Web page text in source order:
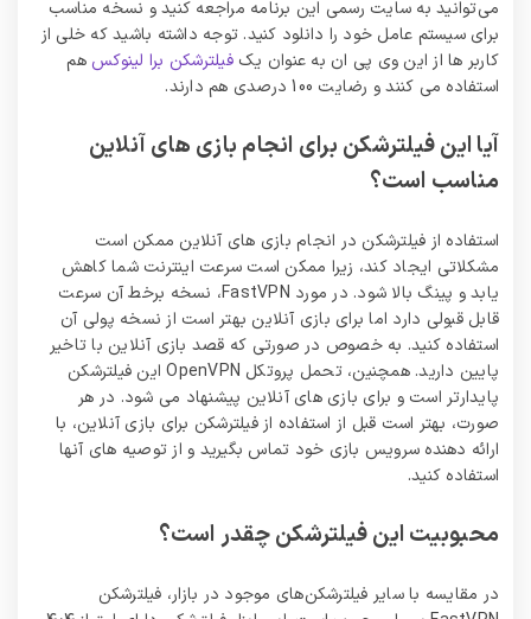
می‌توانید به سایت رسمی این برنامه مراجعه کنید و نسخه مناسب
برای سیستم عامل خود را دانلود کنید. توجه داشته باشید که خلی از
کاربر ها از این وی پی ان به عنوان یکفیلترشکن برا لینوکس هم
استفاده می کنند و رضایت 100 درصدی هم دارند.
آیا این فیلترشکن برای انجام بازی های آنلاین
مناسب است؟
استفاده از فیلترشکن در انجام بازی های آنلاین ممکن است
مشکلاتی ایجاد کند، زیرا ممکن است سرعت اینترنت شما کاهش
یابد و پینگ بالا شود. در مورد FastVPN، نسخه برخط آن سرعت
قابل قبولی دارد اما برای بازی آنلاین بهتر است از نسخه پولی آن
استفاده کنید. به خصوص در صورتی که قصد بازی آنلاین با تاخیر
پایین دارید. همچنین، تحمل پروتکل OpenVPN این فیلترشکن
پایدارتر است و برای بازی های آنلاین پیشنهاد می شود. در هر
صورت، بهتر است قبل از استفاده از فیلترشکن برای بازی آنلاین، با
ارائه دهنده سرویس بازی خود تماس بگیرید و از توصیه های آنها
استفاده کنید.
محبوبیت این فیلترشکن چقدر است؟
در مقایسه با سایر فیلترشکن‌های موجود در بازار، فیلترشکن